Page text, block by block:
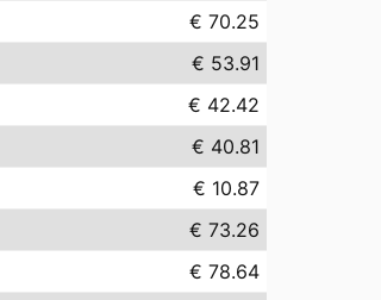
€ 70.25
€ 53.91
€ 42.42
€ 40.81
€ 10.87
€ 73.26
€ 78.64